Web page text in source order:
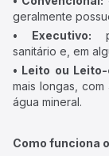
geralmente
• Executivo:
sanitário e, em
• Leito ou
mais longas,
água mineral.
Como funciona